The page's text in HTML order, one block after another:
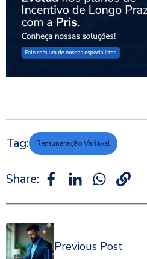
Tag: Remuneração Variável
Share:
Previous Post